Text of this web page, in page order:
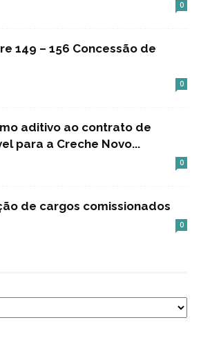
0
149 – 156 Concessão de
0
aditivo ao contrato de
para a Creche Novo...
0
de cargos comissionados
0